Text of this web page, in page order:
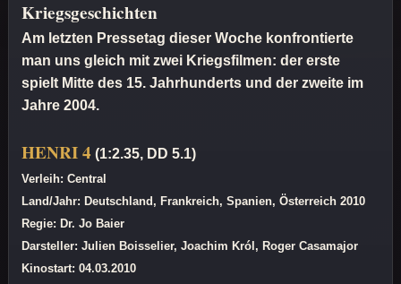
Kriegsgeschichten
Am letzten Pressetag dieser Woche konfrontierte
man uns gleich mit zwei Kriegsfilmen: der erste
spielt Mitte des 15. Jahrhunderts und der zweite im
Jahre 2004.
HENRI 4 (1:2.35, DD 5.1)
Verleih: Central
Land/Jahr: Deutschland, Frankreich, Spanien, Österreich 2010
Regie: Dr. Jo Baier
Darsteller: Julien Boisselier, Joachim Król, Roger Casamajor
Kinostart: 04.03.2010